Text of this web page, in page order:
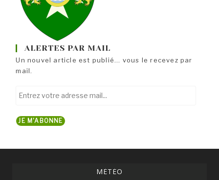
ALERTES PAR MAIL
Un nouvel article est publié... vous le recevez par
mail.
mail...
JE M'ABONNE
MÉTÉO